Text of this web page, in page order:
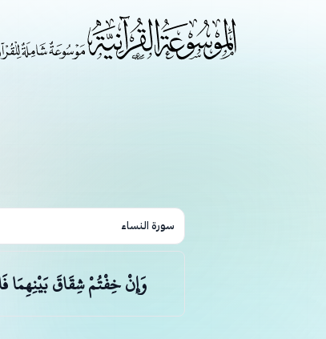
سورة النساء
وَإِنْ خِفْتُمْ شِقَاقَ بَيْنِهِمَا